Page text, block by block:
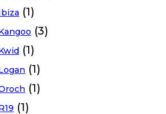
(1)
(3)
(1)
(1)
(1)
(1)